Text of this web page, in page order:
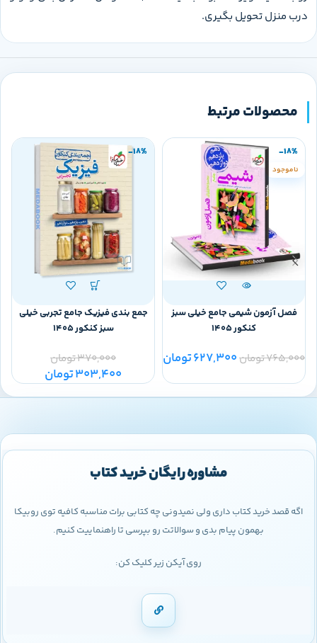
درب منزل تحویل بگیری.
محصولات مرتبط
-18%
ناموجود
فصل آزمون شیمی جامع خیلی سبز
کنکور 1405
765,000تومان627,300تومان
-18%
جمع بندی فیزیک جامع تجربی خیلی
سبز کنکور 1405
370,000تومان
303,400تومان
مشاوره رایگان خرید کتاب
اگه قصد خرید کتاب داری ولی نمیدونی چه کتابی برات مناسبه کافیه توی روبیکا
بهمون پیام بدی و سوالاتت رو بپرسی تا راهنماییت کنیم.
روی آیکن زیر کلیک کن: